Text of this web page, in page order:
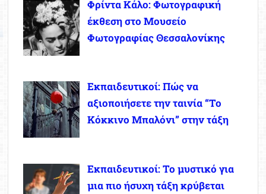
Φρίντα Κάλο: Φωτογραφική
έκθεση στο Μουσείο
Φωτογραφίας Θεσσαλονίκης
Εκπαιδευτικοί: Πώς να
αξιοποιήσετε την ταινία “Το
Κόκκινο Μπαλόνι” στην τάξη
Εκπαιδευτικοί: Το μυστικό για
μια πιο ήσυχη τάξη κρύβεται